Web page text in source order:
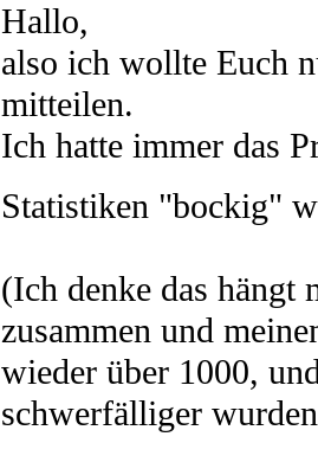
Hallo,
also ich wollte Euch
mitteilen.
Ich hatte immer das
Statistiken "bockig"
(Ich denke das hängt
zusammen und
wieder über 1000,
schwerfälliger